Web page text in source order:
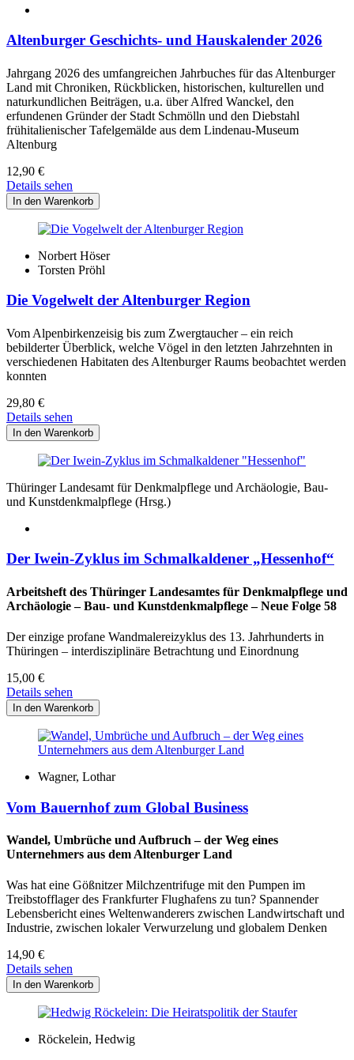
Altenburger Geschichts- und Hauskalender 2026
Jahrgang 2026 des umfangreichen Jahrbuches für das Altenburger
Land mit Chroniken, Rückblicken, historischen, kulturellen und
naturkundlichen Beiträgen, u.a. über Alfred Wanckel, den
erfundenen Gründer der Stadt Schmölln und den Diebstahl
frühitalienischer Tafelgemälde aus dem Lindenau-Museum
Altenburg
12,90 €
Details sehen
Norbert Höser
Torsten Pröhl
Die Vogelwelt der Altenburger Region
Vom Alpenbirkenzeisig bis zum Zwergtaucher – ein reich
bebilderter Überblick, welche Vögel in den letzten Jahrzehnten in
verschiedenen Habitaten des Altenburger Raums beobachtet werden
konnten
29,80 €
Details sehen
Thüringer Landesamt für Denkmalpflege und Archäologie, Bau-
und Kunstdenkmalpflege (Hrsg.)
Der Iwein-Zyklus im Schmalkaldener „Hessenhof“
Arbeitsheft des Thüringer Landesamtes für Denkmalpflege und
Archäologie – Bau- und Kunstdenkmalpflege – Neue Folge 58
Der einzige profane Wandmalereizyklus des 13. Jahrhunderts in
Thüringen – interdisziplinäre Betrachtung und Einordnung
15,00 €
Details sehen
Wagner, Lothar
Vom Bauernhof zum Global Business
Wandel, Umbrüche und Aufbruch – der Weg eines
Unternehmers aus dem Altenburger Land
Was hat eine Gößnitzer Milchzentrifuge mit den Pumpen im
Treibstofflager des Frankfurter Flughafens zu tun? Spannender
Lebensbericht eines Weltenwanderers zwischen Landwirtschaft und
Industrie, zwischen lokaler Verwurzelung und globalem Denken
14,90 €
Details sehen
Röckelein, Hedwig